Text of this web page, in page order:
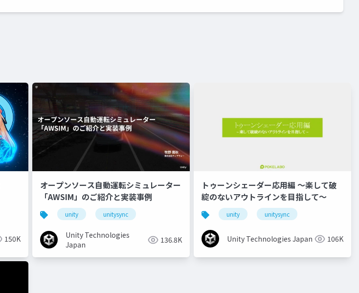
150K
オープンソース自動運転シミュレーター
「AWSIM」のご紹介と実装事例
unity unitysync
Unity Technologies
Japan
136.8K
トゥーンシェーダー応用編 ～楽して破
綻のないアウトラインを目指して～
unity unitysync
Unity Technologies Japan 106K